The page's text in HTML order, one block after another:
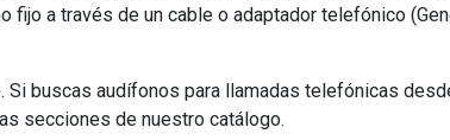
fijo a través de un cable o adaptador telefónico
buscas audífonos para llamadas telefónicas
secciones de nuestro catálogo.